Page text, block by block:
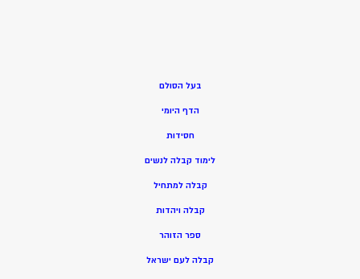
בעל הסולם
הדף היומי
חסידות
לימוד קבלה לנשים
קבלה למתחיל
קבלה ויהדות
ספר הזוהר
קבלה לעם ישראל